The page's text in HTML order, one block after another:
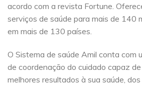
acordo com a revista Fortune.
serviços de saúde para mais de 140
em mais de 130 países.
O Sistema de saúde Amil conta com
de coordenação do cuidado capaz
melhores resultados à sua saúde,